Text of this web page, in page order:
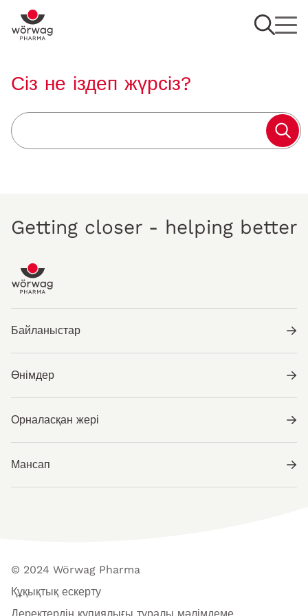
Сіз не іздеп жүрсіз?
search term
Getting closer - helping better
Байланыстар
Өнімдер
Орналасқан жері
Мансап
© 2024 Wörwag Pharma
Құқықтық ескерту